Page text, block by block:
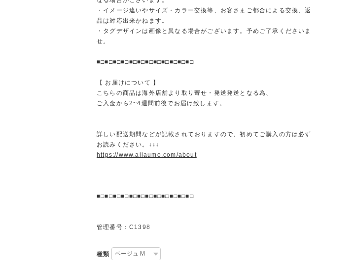
・イメージ違いやサイズ・カラー交換等、お客さまご都合による交換、返
品は対応出来かねます。
・タグデザインは画像と異なる場合がございます。予めご了承くださいま
せ。
■□■□■□■□■□■□■□■□■□■□■□■□
【 お届けについて 】
こちらの商品は海外店舗より取り寄せ・発送発送となる為、
ご入金から2~4週間前後でお届け致します。
詳しい配送期間などが記載されておりますので、初めてご購入の方は必ず
お読みください。↓↓↓
https://www.allaumo.com/about
■□■□■□■□■□■□■□■□■□■□■□■□
管理番号：C1398
種類